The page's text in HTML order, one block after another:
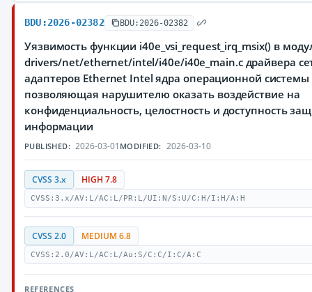
BDU:2026-02382 BDU:2026-02382
Уязвимость функции i40e_vsi_request_irq_msix() в
drivers/net/ethernet/intel/i40e/i40e_main.c драйвера
адаптеров Ethernet Intel ядра операционной системы
позволяющая нарушителю оказать воздействие на
конфиденциальность, целостность и доступность
информации
PUBLISHED: 2026-03-01 MODIFIED: 2026-03-10
CVSS 3.x HIGH 7.8
CVSS:3.x/AV:L/AC:L/PR:L/UI:N/S:U/C:H/I:H/A:H
CVSS 2.0 MEDIUM 6.8
CVSS:2.0/AV:L/AC:L/Au:S/C:C/I:C/A:C
REFERENCES